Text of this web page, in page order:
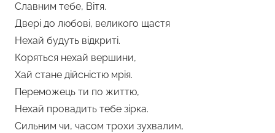
Славним тебе, Вітя.
Двері до любові, великого щастя
Нехай будуть відкриті.
Коряться нехай вершини,
Хай стане дійсністю мрія.
Переможець ти по життю,
Нехай провадить тебе зірка.
Сильним чи, часом трохи зухвалим,